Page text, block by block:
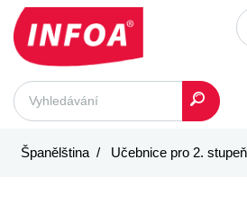
Španělština Učebnice pro 2.